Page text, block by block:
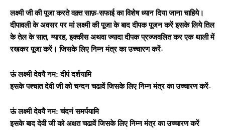
लक्ष्मी जी की पूजा करते वक़्त साफ़-सफाई का विशेष ध्यान दिया जाना चाहिये।
दीपावली के अवसर पर मां लक्ष्मी की पूजा के बाद दीपक पूजन करें इसके लिये तिल
के तेल के सात,ग्यारह,इक्कीस अथवा ज्यादा दीपक प्रज्जवलित कर एक थाली में
रखकर पूजा करें। जिसके लिए निम्‍न मंत्र का उच्‍चारण करें-
ऊं लक्ष्‍मी देवयै नम: दीपं दर्शयामि
इसके पश्‍चात देवी जी को चन्‍दन चढावें जिसके लिए निम्‍न मंत्र का उच्‍चारण करें-
ऊं लक्ष्‍मी देवयै नम: चंदनं समर्पयामि
इसके बाद देवी जी को अक्षत चढावें जिसके लिए निम्‍न मंत्र का उच्‍चारण करें